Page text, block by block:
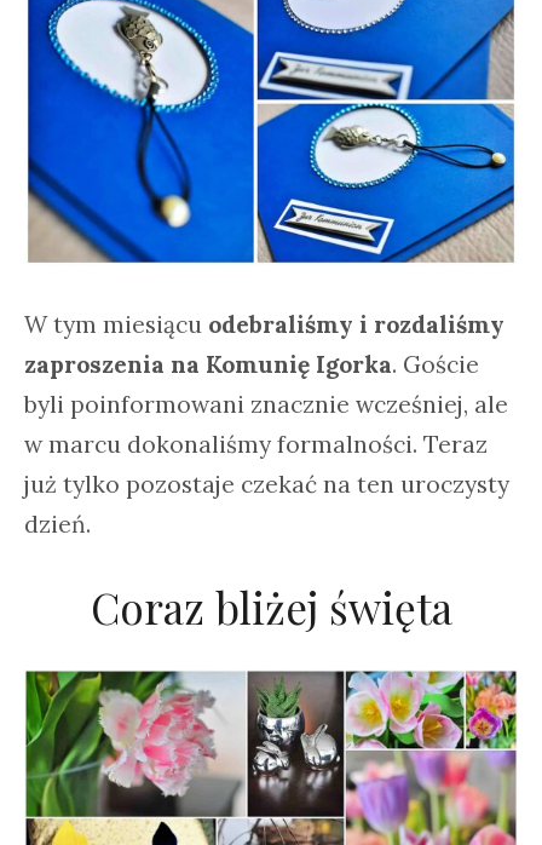
W tym miesiącu odebraliśmy i rozdaliśmy
zaproszenia na Komunię Igorka. Goście
byli poinformowani znacznie wcześniej, ale
w marcu dokonaliśmy formalności. Teraz
już tylko pozostaje czekać na ten uroczysty
dzień.
Coraz bliżej święta